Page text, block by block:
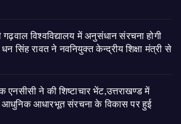
विश्वविद्यालय में अनुसंधान संरचना होगी
सिंह रावत ने नवनियुक्त केन्द्रीय शिक्षा मंत्री से
एनसीसी ने की शिष्टाचार भेंट,उत्तराखण्ड में
आधुनिक आधारभूत संरचना के विकास पर हुई